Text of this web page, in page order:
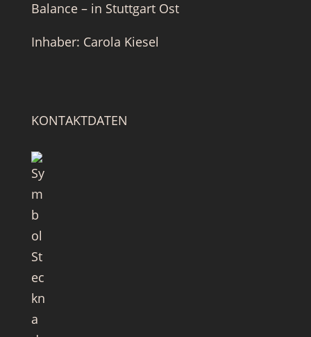
Balance – in Stuttgart Ost
Inhaber: Carola Kiesel
KONTAKTDATEN